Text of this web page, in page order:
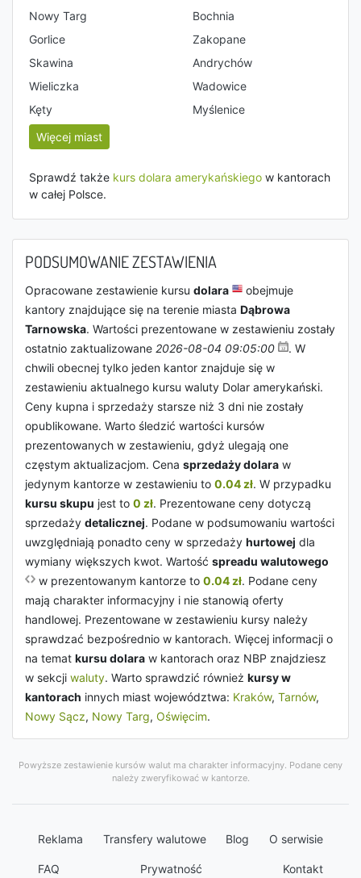
Nowy Targ
Bochnia
Gorlice
Zakopane
Skawina
Andrychów
Wieliczka
Wadowice
Kęty
Myślenice
Więcej miast
Sprawdź także kurs dolara amerykańskiego w kantorach
w całej Polsce.
PODSUMOWANIE ZESTAWIENIA
Opracowane zestawienie kursu dolara
obejmuje
kantory znajdujące się na terenie miasta Dąbrowa
Tarnowska. Wartości prezentowane w zestawieniu zostały
ostatnio zaktualizowane 2026-08-04 09:05:00
. W
chwili obecnej tylko jeden kantor znajduje się w
zestawieniu aktualnego kursu waluty Dolar amerykański.
Ceny kupna i sprzedaży starsze niż 3 dni nie zostały
opublikowane. Warto śledzić wartości kursów
prezentowanych w zestawieniu, gdyż ulegają one
częstym aktualizacjom. Cena sprzedaży dolara w
jedynym kantorze w zestawieniu to 0.04 zł. W przypadku
kursu skupu jest to 0 zł. Prezentowane ceny dotyczą
sprzedaży detalicznej. Podane w podsumowaniu wartości
uwzględniają ponadto ceny w sprzedaży hurtowej dla
wymiany większych kwot. Wartość spreadu walutowego
w prezentowanym kantorze to 0.04 zł. Podane ceny
mają charakter informacyjny i nie stanowią oferty
handlowej. Prezentowane w zestawieniu kursy należy
sprawdzać bezpośrednio w kantorach. Więcej informacji o
na temat kursu dolara w kantorach oraz NBP znajdziesz
w sekcji waluty. Warto sprawdzić również kursy w
kantorach innych miast województwa: Kraków, Tarnów,
Nowy Sącz, Nowy Targ, Oświęcim.
Powyższe zestawienie kursów walut ma charakter informacyjny. Podane ceny
należy zweryfikować w kantorze.
Reklama Transfery walutowe Blog O serwisie
FAQ Prywatność Kontakt